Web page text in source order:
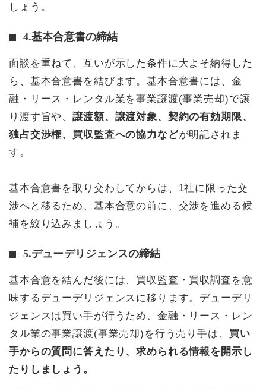
しょう。
4.基本合意書の締結
面談を重ねて、互いが示した条件に大よそ納得した
ら、基本合意書を結びます。基本合意書には、金
融・リース・レンタル業を事業譲渡(事業売却)で譲
り渡す旨や、譲渡額、譲渡対象、契約の有効期限、
独占交渉権、買収監査への協力などが明記されま
す。
基本合意書を取り交わしてからは、1社に限った交
渉へと移るため、基本合意の前に、交渉を進める候
補を絞り込みましょう。
5.デューデリジェンスの締結
基本合意を結んだ後には、買収監査・買収調査を意
味するデューデリジェンスに移ります。デューデリ
ジェンスは買い手が行うため、金融・リース・レン
タル業の事業譲渡(事業売却)を行う売り手は、 買い
手からの質問に答えたり、求められる情報を開示し
たりしましょう。